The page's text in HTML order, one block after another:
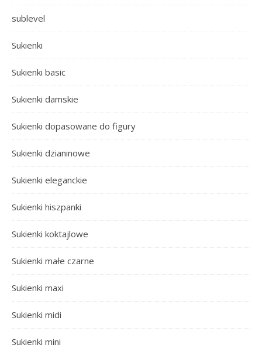
sublevel
Sukienki
Sukienki basic
Sukienki damskie
Sukienki dopasowane do figury
Sukienki dzianinowe
Sukienki eleganckie
Sukienki hiszpanki
Sukienki koktajlowe
Sukienki małe czarne
Sukienki maxi
Sukienki midi
Sukienki mini